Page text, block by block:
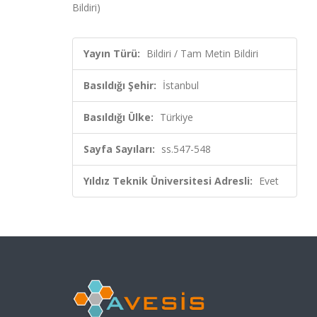
Bildiri)
Yayın Türü: Bildiri / Tam Metin Bildiri
Basıldığı Şehir: İstanbul
Basıldığı Ülke: Türkiye
Sayfa Sayıları: ss.547-548
Yıldız Teknik Üniversitesi Adresli: Evet